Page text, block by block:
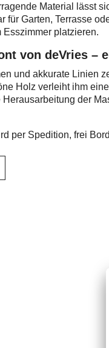
Material lässt
für Garten, Terrasse
platzieren.
von deVries –
und akkurate Linien
Holz verleiht ihm
der
per Spedition, frei